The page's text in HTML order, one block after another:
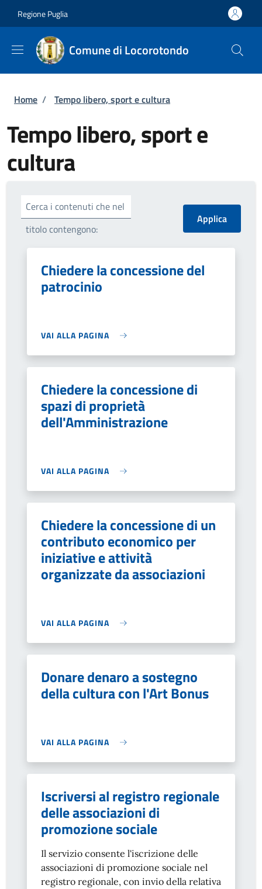
Regione Puglia
Comune di Locorotondo
Briciole di pane
Home / Tempo libero, sport e cultura
Tempo libero, sport e
cultura
Cerca i contenuti che nel
titolo contengono:
Chiedere la concessione del
patrocinio
VAI ALLA PAGINA
Chiedere la concessione di
spazi di proprietà
dell'Amministrazione
VAI ALLA PAGINA
Chiedere la concessione di un
contributo economico per
iniziative e attività
organizzate da associazioni
VAI ALLA PAGINA
Donare denaro a sostegno
della cultura con l'Art Bonus
VAI ALLA PAGINA
Iscriversi al registro regionale
delle associazioni di
promozione sociale
Il servizio consente l'iscrizione delle
associazioni di promozione sociale nel
registro regionale, con invio della relativa